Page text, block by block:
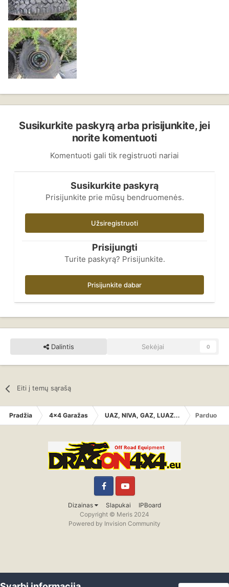
Susikurkite paskyrą arba prisijunkite, jei
norite komentuoti
Komentuoti gali tik registruoti nariai
Susikurkite paskyrą
Prisijunkite prie mūsų bendruomenės.
Užsiregistruoti
Prisijungti
Turite paskyrą? Prisijunkite.
Prisijunkite dabar
Dalintis Sekėjai 0
Eiti į temų sąrašą
Pradžia 4x4 Garažas UAZ, NIVA, GAZ, LUAZ... Parduodu
Dizainas Slapukai IPBoard
FacebookYouTube
Copyright © Meris 2024
Powered by Invision Community